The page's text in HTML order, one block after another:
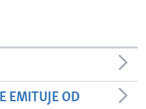
EMITUJE OD